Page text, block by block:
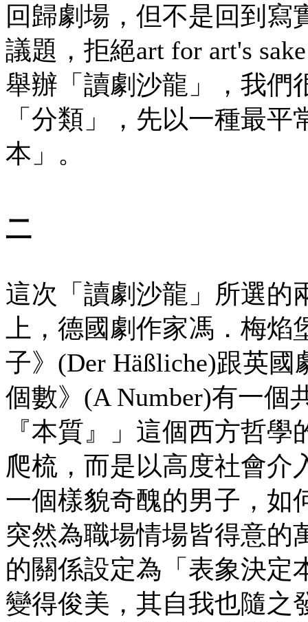
回歸劇場，但不是回到寫
議題，拒絕art for art's
舉辦「讀劇沙龍」，我們
「分類」，先以一種最
本」。
二
這次「讀劇沙龍」所選的
上，德國劇作家馮．梅焰
子》(Der Häßliche)跟英
個數》(A Number)有一個
『本質』」這個西方哲
爬梳，而是以高度社會介
一個樣貌奇醜的男子，如
突然為職場情場皆得意的
的關係設定為「表象決定
變得俊美，其自我也隨之